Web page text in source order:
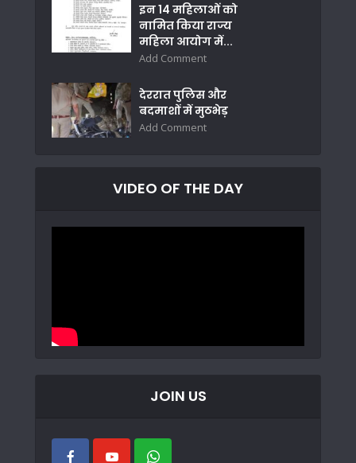
इन 14 महिलाओं को
नामित किया राज्य
महिला आयोग में...
Add Comment
देररात पुलिस और
बदमाशों में मुठभेड़
Add Comment
VIDEO OF THE DAY
JOIN US